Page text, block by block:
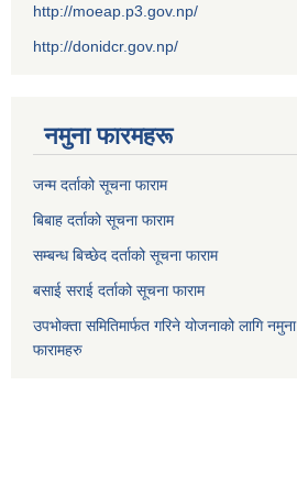
http://moeap.p3.gov.np/
http://donidcr.gov.np/
नमुना फारमहरू
जन्म दर्ताको सूचना फाराम
बिबाह दर्ताको सूचना फाराम
सम्बन्ध बिच्छेद दर्ताको सूचना फाराम
बसाई सराई दर्ताको सूचना फाराम
उपभोक्ता समितिमार्फत गरिने योजनाको लागि नमुना
फारामहरु